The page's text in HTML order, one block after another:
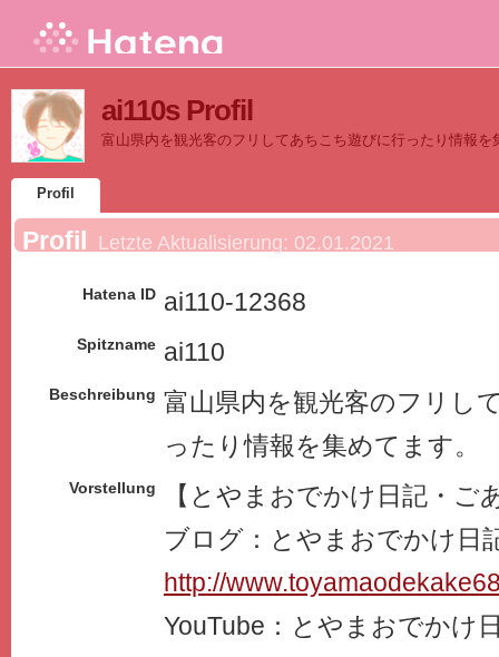
ai110s Profil
富山県内を観光客のフリしてあちこち遊びに行ったり情報を
Profil
Profil Letzte Aktualisierung: 02.01.2021
Hatena ID ai110-12368
Spitzname ai110
Beschreibung 富山県内を観光客のフリし
ったり情報を集めてます。
Vorstellung
【とやまおでかけ日記・ご
ブログ：とやまおでかけ日
http://
YouTube：とやまおでかけ